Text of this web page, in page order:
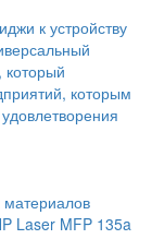
к устройству
которым
Laser MFP 135a